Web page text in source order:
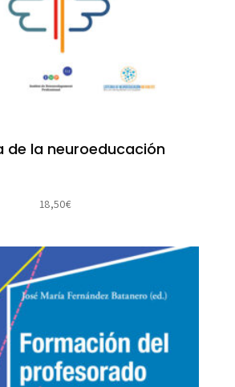
de la neuroeducación
18,50€